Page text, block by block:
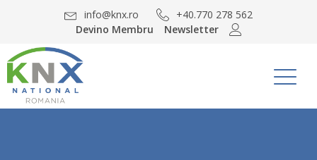
info@knx.ro
+40.770 278 562
Devino Membru
Newsletter